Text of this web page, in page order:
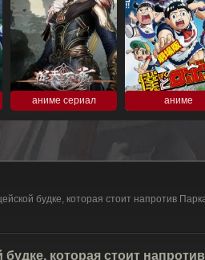
аниме сериал аниме
которая стоит напротив